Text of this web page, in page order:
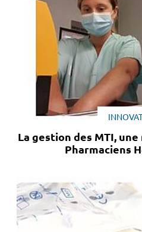
La gestion des MTI,
Pharmaciens